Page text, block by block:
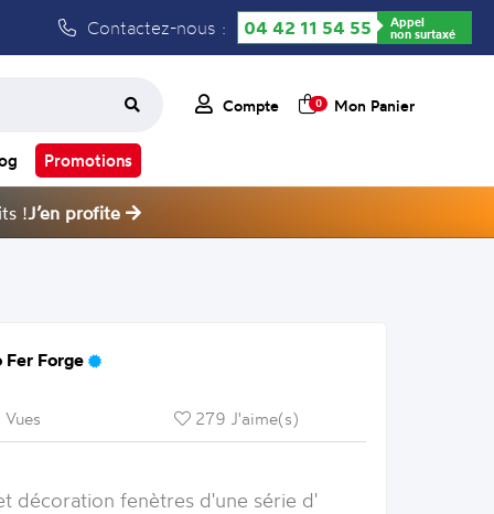
Contactez-nous : 04 42 11 54 55 Appel
non surtaxé
Compte 0 Mon Panier
Promotions
!J’en profite
Fer Forge
279 J'aime(s)
décoration fenètres d'une série d'